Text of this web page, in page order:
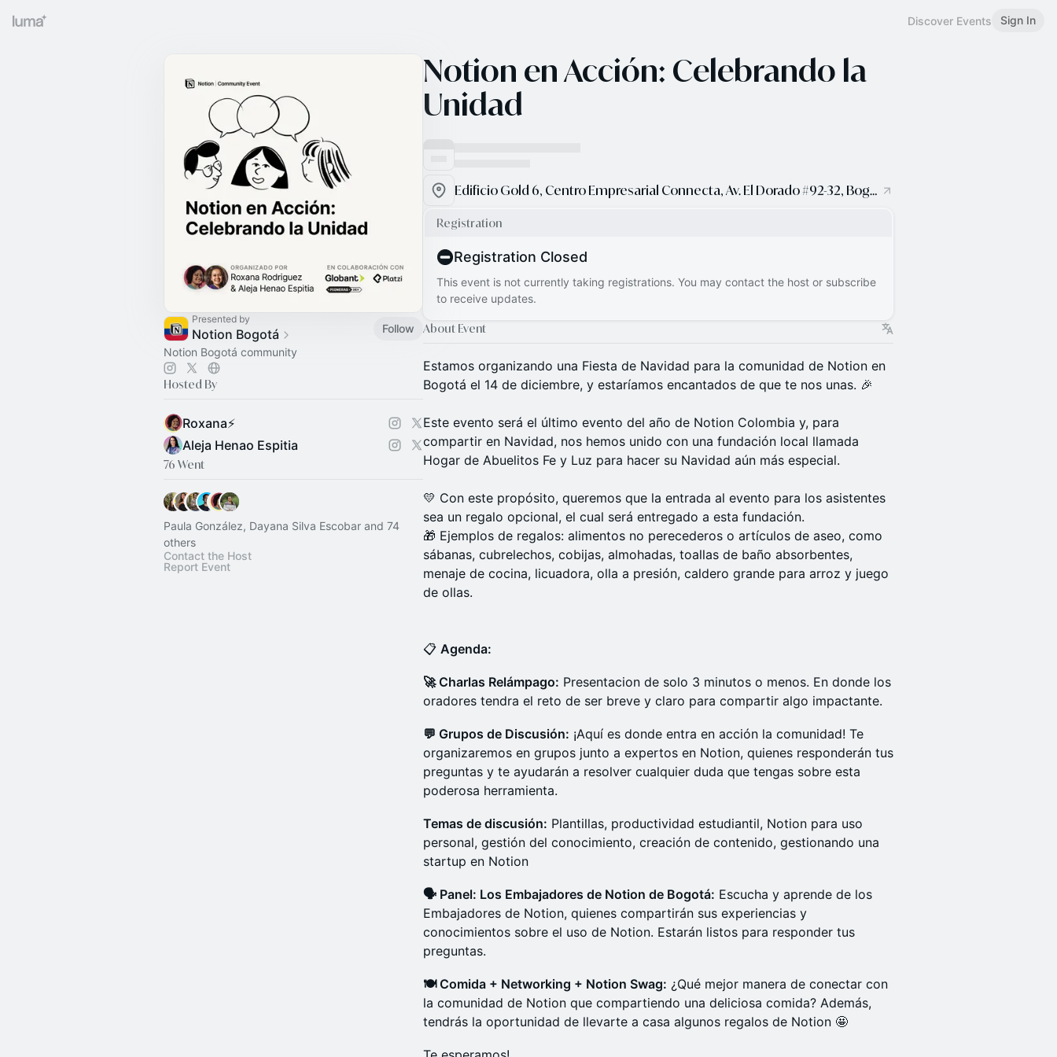
Discover Events Sign In
Presented by
Notion Bogotá
Follow
Notion Bogotá community
Hosted By
Roxana⚡️
Aleja Henao Espitia
76 Went
Paula González, Dayana Silva Escobar and 74
others
Contact the Host
Report Event
Notion en Acción: Celebrando la
Unidad
Edificio Gold 6, Centro Empresarial Connecta, Av. El Dorado #92-32, Bogotá
Registration
Registration Closed
This event is not currently taking registrations. You may contact the host or subscribe
to receive updates.
About Event
Estamos organizando una Fiesta de Navidad para la comunidad de Notion en
Bogotá el 14 de diciembre, y estaríamos encantados de que te nos unas. 🎉
Este evento será el último evento del año de Notion Colombia y, para
compartir en Navidad, nos hemos unido con una fundación local llamada
Hogar de Abuelitos Fe y Luz para hacer su Navidad aún más especial.
💛 Con este propósito, queremos que la entrada al evento para los asistentes
sea un regalo opcional, el cual será entregado a esta fundación.
🎁 Ejemplos de regalos: alimentos no perecederos o artículos de aseo, como
sábanas, cubrelechos, cobijas, almohadas, toallas de baño absorbentes,
menaje de cocina, licuadora, olla a presión, caldero grande para arroz y juego
de ollas.
📋 Agenda:
🚀 Charlas Relámpago: Presentacion de solo 3 minutos o menos. En donde los
oradores tendra el reto de ser breve y claro para compartir algo impactante.
💬 Grupos de Discusión: ¡Aquí es donde entra en acción la comunidad! Te
organizaremos en grupos junto a expertos en Notion, quienes responderán tus
preguntas y te ayudarán a resolver cualquier duda que tengas sobre esta
poderosa herramienta.
Temas de discusión: Plantillas, productividad estudiantil, Notion para uso
personal, gestión del conocimiento, creación de contenido, gestionando una
startup en Notion
🗣️ Panel: Los Embajadores de Notion de Bogotá: Escucha y aprende de los
Embajadores de Notion, quienes compartirán sus experiencias y
conocimientos sobre el uso de Notion. Estarán listos para responder tus
preguntas.
🍽️ Comida + Networking + Notion Swag: ¿Qué mejor manera de conectar con
la comunidad de Notion que compartiendo una deliciosa comida? Además,
tendrás la oportunidad de llevarte a casa algunos regalos de Notion 🤩